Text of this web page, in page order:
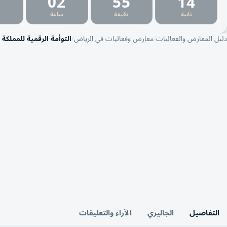
ساعة دقيقة ثانية
دليل المعارض والفعالياتمعارض وفعاليات في الرياض التوأمة الرقمية
التفاصيل الجاليري الآراء والتعليقات